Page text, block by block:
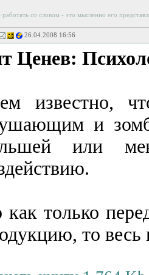
работать со словом - это мысленно его
26.04.2008 16:56
Цeнев:
известно,
и
или
только
то весь